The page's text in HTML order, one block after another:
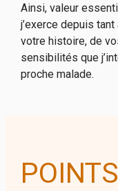
Ainsi, valeur
j’exerce depuis
votre histoire, de
sensibilités que
proche malade.